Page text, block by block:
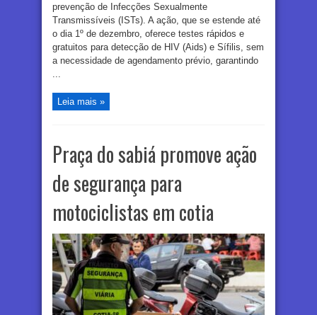
prevenção de Infecções Sexualmente
Transmissíveis (ISTs). A ação, que se estende até
o dia 1º de dezembro, oferece testes rápidos e
gratuitos para detecção de HIV (Aids) e Sífilis, sem
a necessidade de agendamento prévio, garantindo
...
Leia mais »
Praça do sabiá promove ação
de segurança para
motociclistas em cotia